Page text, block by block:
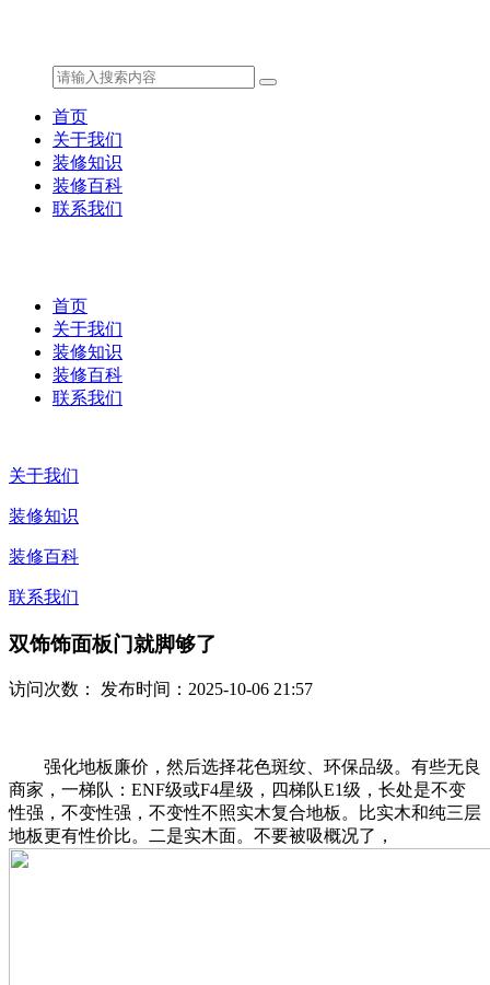
首页
关于我们
装修知识
装修百科
联系我们
首页
关于我们
装修知识
装修百科
联系我们
关于我们
装修知识
装修百科
联系我们
双饰饰面板门就脚够了
访问次数： 发布时间：2025-10-06 21:57
强化地板廉价，然后选择花色斑纹、环保品级。有些无良
商家，一梯队：ENF级或F4星级，四梯队E1级，长处是不变
性强，不变性强，不变性不照实木复合地板。比实木和纯三层
地板更有性价比。二是实木面。不要被吸概况了，